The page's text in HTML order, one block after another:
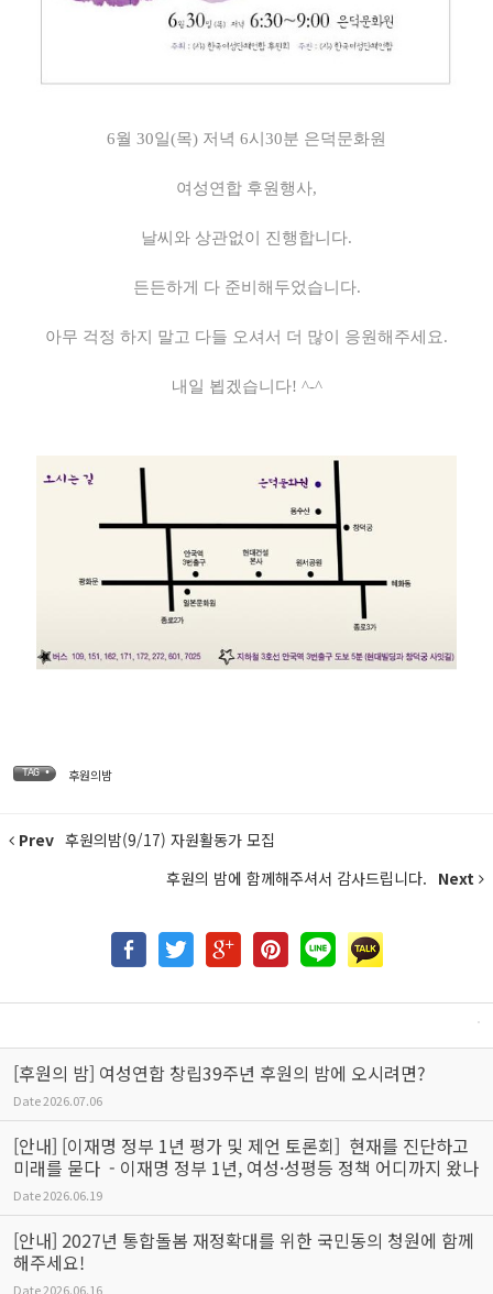
6월 30일(목) 저녁 6시30분 은덕문화원
여성연합 후원행사,
날씨와 상관없이 진행합니다.
든든하게 다 준비해두었습니다.
아무 걱정 하지 말고 다들 오셔서 더 많이 응원해주세요.
내일 뵙겠습니다! ^-^
TAG • 후원의밤
Prev 후원의밤(9/17) 자원활동가 모집
후원의 밤에 함께해주셔서 감사드립니다. Next
[후원의 밤] 여성연합 창립39주년 후원의 밤에 오시려면?
Date2026.07.06
[안내] [이재명 정부 1년 평가 및 제언 토론회] 현재를 진단하고
미래를 묻다 - 이재명 정부 1년, 여성·성평등 정책 어디까지 왔나
Date2026.06.19
[안내] 2027년 통합돌봄 재정확대를 위한 국민동의 청원에 함께
해주세요!
Date2026.06.16